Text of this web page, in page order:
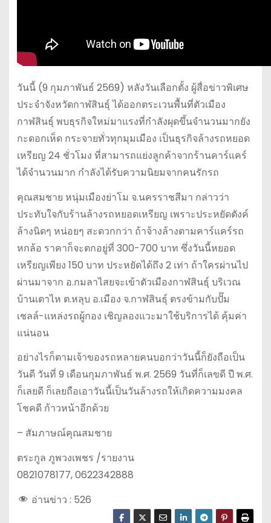
วันนี้ (9 กุมภาพันธ์ 2569) หลังวันเลือกตั้ง ผู้สื่อข่าวพิเศษ
ประจำจังหวัดกาฬสินธุ์ ได้ออกตระเวนพื้นที่ตัวเมือง
กาฬสินธุ์ พบธุรกิจใหม่มาแรงที่กำลังผุดขึ้นจำนวนมากยัง
กะดอกเห็ด กระจายทั่วทุกมุมเมือง เป็นธุรกิจล้างรถหยอด
เหรียญ 24 ชั่วโมง ที่สามารถแย่งลูกค้าจากร้านคาร์แคร์
ได้จำนวนมาก กำลังได้รับความนิยมจากคนรักรถ
คุณสมชาย หนุ่มเมืองย่าโม จ.นครราชสีมา กล่าวว่า
ประทับใจกับร้านล้างรถหยอดเหรียญ เพราะประหยัดตังค์
ล้างนิดๆ หน่อยๆ สะดวกกว่า ถ้าจ้างล้างตามคาร์แคร์รถ
หกล้อ ราคาก็จะตกอยู่ที่ 300-700 บาท ซึ่งวันนี้หยอด
เหรียญเพียง 150 บาท ประหยัดได้ถึง 2 เท่า ถ้าใครผ่านไป
ผ่านมาจาก อ.กมลาไสยจะเข้าตัวเมืองกาฬสินธุ์ บริเวณ
บ้านเตาไห ต.หลุบ อ.เมือง จ.กาฬสินธุ์ ตรงข้ามกับปั๊ม
เชลล์-แหล่งรถผู้กอง เชิญลองแวะมาใช้บริการได้ คุ้มค่า
แน่นอน
อย่างไรก็ตามเจ้าของรถหลายคนบอกว่าวันนี้ก็ยังถือเป็น
วันดี วันที่ 9 เดือนกุมภาพันธ์ พ.ศ. 2569 วันที่ก็เลขดี ปี พ.ศ.
ก็เลยดี ก็เลยถือเอาวันนี้เป็นวันล้างรถให้เกิดความมงคล
โชคดี ก้าวหน้าอีกด้วย
– สัมภาษณ์คุณสมชาย
ตระกูล ภูพวงเพชร /รายงาน
0821078177, 0622342888
อ่านข่าว : 526